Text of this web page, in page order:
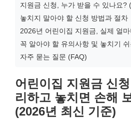
지원금 신청, 누가 받을 수 있나요?
놓치지 말아야 할 신청 방법과 절차
2026년 어린이집 지원금, 실제 얼
꼭 알아야 할 유의사항 및 놓치기 쉬
자주 묻는 질문 (FAQ)
어린이집 지원금 신
리하고 놓치면 손해
(2026년 최신 기준)